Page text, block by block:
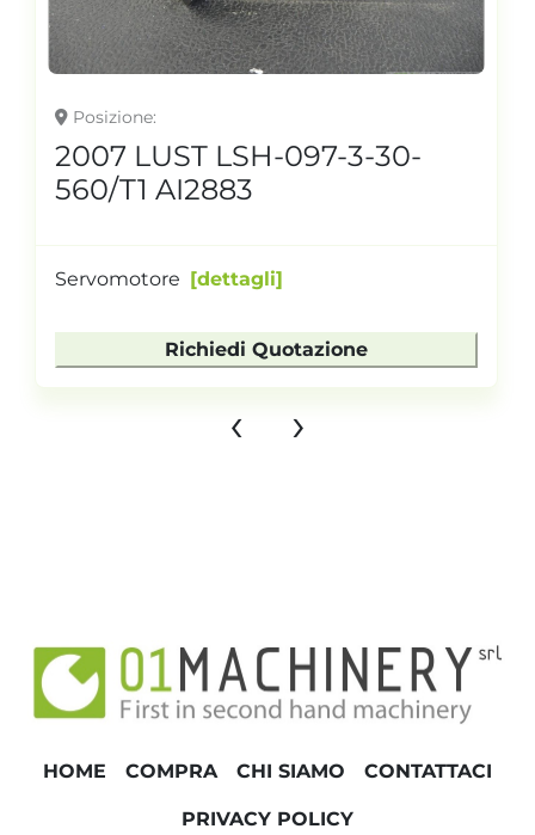
Posizione
2007 LUST LSH-097-3-30-
560/T1 AI2883
Servomotore dettagli
Richiedi Quotazione
‹ ›
HOME COMPRA CHI SIAMO CONTATTACI
PRIVACY POLICY